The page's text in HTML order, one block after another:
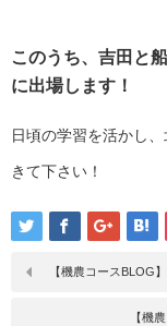
このうち、吉田と
に出場します！
日頃の学習を活かし
きて下さい！
【機農コースBLOG
【機